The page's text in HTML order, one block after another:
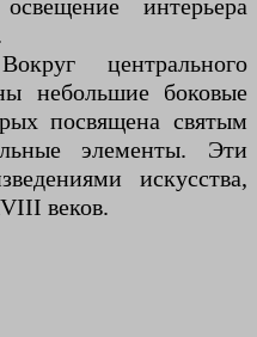
интерьера
центрального
небольшие боковые
посвящена святым
элементы. Эти
искусства,
веков.